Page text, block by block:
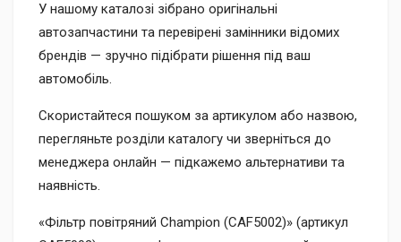
У нашому каталозі зібрано оригінальні
автозапчастини та перевірені замінники відомих
брендів — зручно підібрати рішення під ваш
автомобіль.
Скористайтеся пошуком за артикулом або назвою,
перегляньте розділи каталогу чи зверніться до
менеджера онлайн — підкажемо альтернативи та
наявність.
«Фільтр повітряний Champion (CAF5002)» (артикул